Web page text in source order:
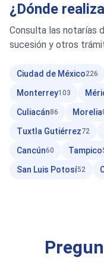
¿Dónde
Consulta las notarías
sucesión y otros
Ciudad de México226
Monterrey103
Culiacán86 Morelia
Tuxtla Gutiérrez72
Cancún60 Tampico
San Luis Potosí52